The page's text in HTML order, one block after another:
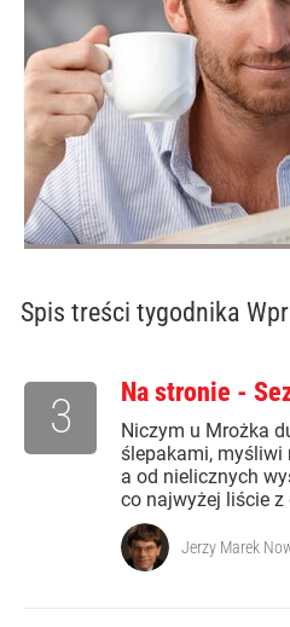
Spis treści tygodnika
Na stronie -
Niczym u Mrożka
ślepakami, myśliwi
a od nielicznych
co najwyżej liście z
3
Jerzy Marek